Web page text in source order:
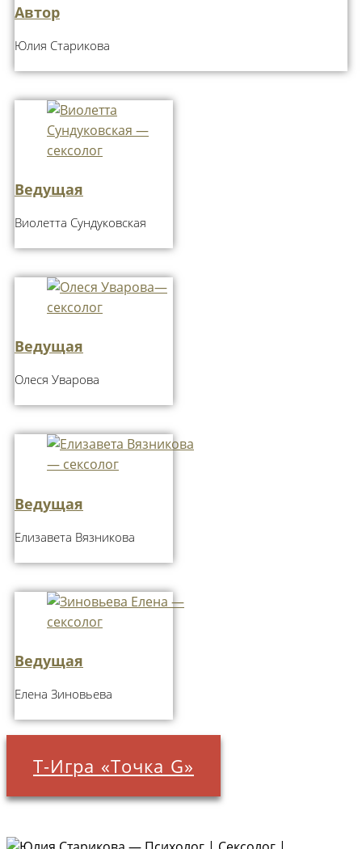
Автор
Юлия Старикова
Ведущая
Виолетта Сундуковская
Ведущая
Олеся Уварова
Ведущая
Елизавета Вязникова
Ведущая
Елена Зиновьева
Т-Игра «Точка G»